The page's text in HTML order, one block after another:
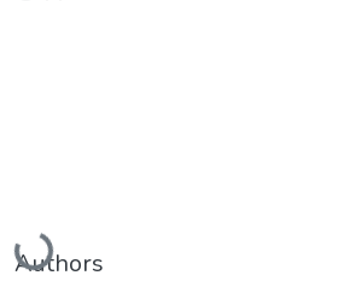
Cargando...
Authors